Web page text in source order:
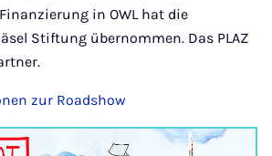
in OWL hat die
Stiftung übernommen. Das PLAZ
zur Roadshow